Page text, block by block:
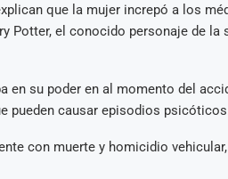
que la mujer increpó a los
Potter, el conocido personaje de la
en su poder en al momento del
pueden causar episodios
con muerte y homicidio